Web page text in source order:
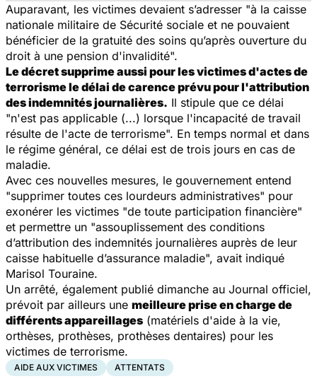
Auparavant, les victimes devaient s’adresser "à la caisse
nationale militaire de Sécurité sociale et ne pouvaient
bénéficier de la gratuité des soins qu’après ouverture du
droit à une pension d'invalidité".
Le décret supprime aussi pour les victimes d'actes de
terrorisme le délai de carence prévu pour l'attribution
des indemnités journalières. Il stipule que ce délai
"n'est pas applicable (...) lorsque l'incapacité de travail
résulte de l'acte de terrorisme". En temps normal et dans
le régime général, ce délai est de trois jours en cas de
maladie.
Avec ces nouvelles mesures, le gouvernement entend
"supprimer toutes ces lourdeurs administratives" pour
exonérer les victimes "de toute participation financière"
et permettre un "assouplissement des conditions
d’attribution des indemnités journalières auprès de leur
caisse habituelle d’assurance maladie", avait indiqué
Marisol Touraine.
Un arrêté, également publié dimanche au Journal officiel,
prévoit par ailleurs une meilleure prise en charge de
différents appareillages (matériels d'aide à la vie,
orthèses, prothèses, prothèses dentaires) pour les
victimes de terrorisme.
AIDE AUX VICTIMES ATTENTATS